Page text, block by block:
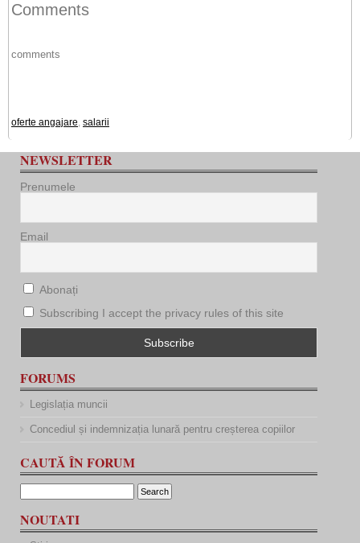
Comments
comments
oferte angajare, salarii
NEWSLETTER
Prenumele
Email
Abonați
Subscribing I accept the privacy rules of this site
FORUMS
Legislația muncii
Concediul și indemnizația lunară pentru creșterea copiilor
CAUTĂ ÎN FORUM
NOUTATI